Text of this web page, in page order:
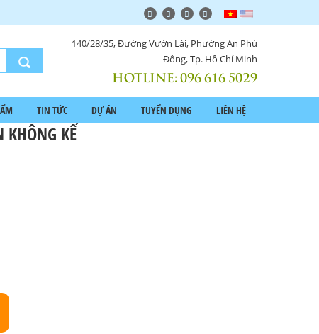
140/28/35, Đường Vườn Lài, Phường An Phú
Đông, Tp. Hồ Chí Minh
HOTLINE:096 616 5029
TIN TỨC DỰ ÁN TUYỂN DỤNG LIÊN HỆ
KHÔNG KẾ